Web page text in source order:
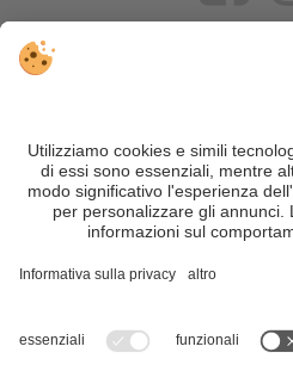
VIVOSüdtirol è il portale di
Trentino Alto Adige davvero –
offerte su
Nonostante il lavoro accurato e il
motivi di sicurezza, si prega